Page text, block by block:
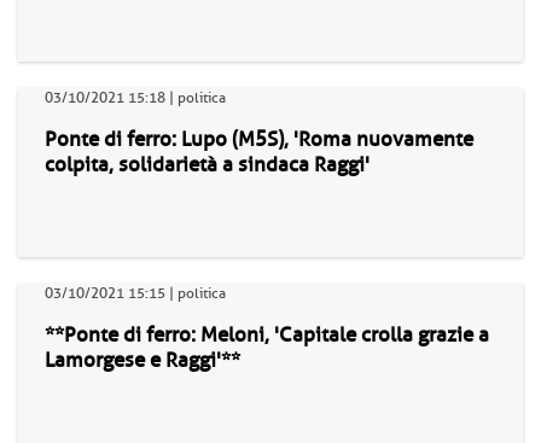
03/10/2021 15:18 | politica
Ponte di ferro: Lupo (M5S), 'Roma nuovamente
colpita, solidarietà a sindaca Raggi'
03/10/2021 15:15 | politica
**Ponte di ferro: Meloni, 'Capitale crolla grazie a
Lamorgese e Raggi'**